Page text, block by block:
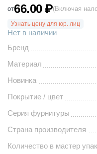
от66.00₽(Включая
Узнать цену для юр. лиц
Нет в наличии
Бренд
Материал
Новинка
Покрытие / цвет
Серия фурнитуры
Страна производителя
Количество в мастер